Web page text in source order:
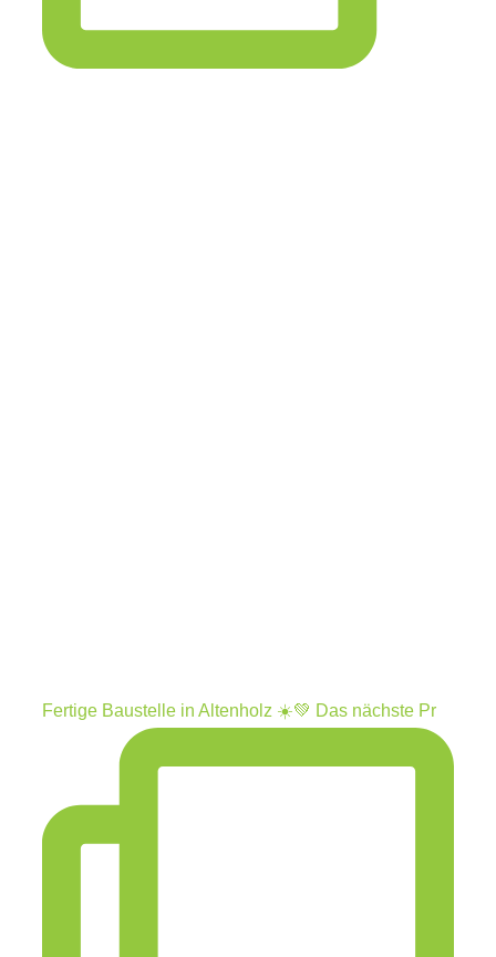
Fertige Baustelle in Altenholz ☀️💚 Das nächste Pr